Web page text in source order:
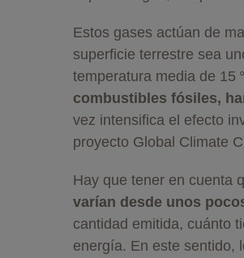
Estos gases actúan de
superficie terrestre sea
temperatura media de 15
combustibles fósiles,
vez intensifica el efecto
proyecto Global Climate
Hay que tener en cuenta
varían desde unos
cantidad emitida, cuánto
energía. En este sentido,